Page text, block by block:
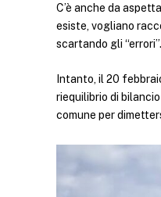
C’è anche da
esiste, vogliano
scartando gli “errori”.
Intanto, il 20
riequilibrio di
comune per